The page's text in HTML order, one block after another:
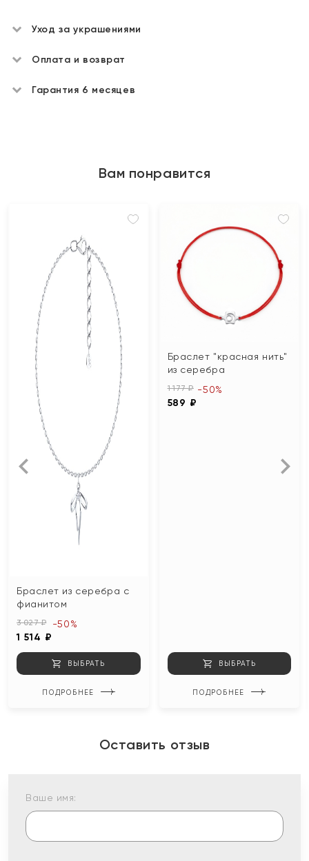
Уход за украшениями
Оплата и возврат
Гарантия 6 месяцев
Вам понравится
Браслет из серебра с
фианитом
3 027 ₽
1 514 ₽
-50%
ВЫБРАТЬ
ПОДРОБНЕЕ
Браслет "красная нить"
из серебра
1 177 ₽
589 ₽
-50%
ВЫБРАТЬ
ПОДРОБНЕЕ
Оставить отзыв
Ваше имя: